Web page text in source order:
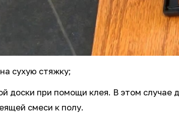
сухую стяжку;
доски при помощи клея. В этом
смеси к полу.